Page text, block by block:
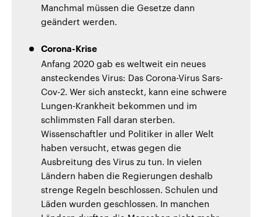
Manchmal müssen die Gesetze dann
geändert werden.
Corona-Krise
Anfang 2020 gab es weltweit ein neues
ansteckendes Virus: Das Corona-Virus Sars-
Cov-2. Wer sich ansteckt, kann eine schwere
Lungen-Krankheit bekommen und im
schlimmsten Fall daran sterben.
Wissenschaftler und Politiker in aller Welt
haben versucht, etwas gegen die
Ausbreitung des Virus zu tun. In vielen
Ländern haben die Regierungen deshalb
strenge Regeln beschlossen. Schulen und
Läden wurden geschlossen. In manchen